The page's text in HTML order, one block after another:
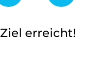
Ziel erreicht!